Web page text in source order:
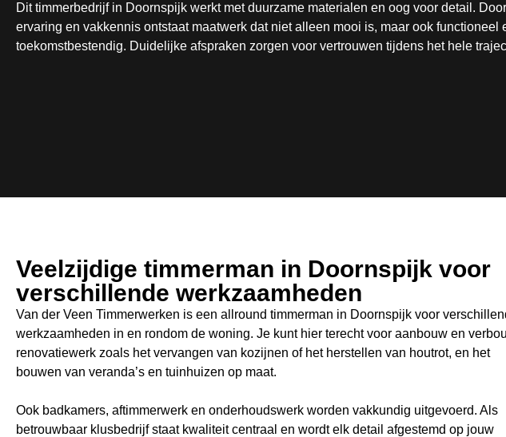
Dit timmerbedrijf in Doornspijk werkt met duurzame materialen en oog voor detail. Door
ervaring en vakkennis ontstaat maatwerk dat niet alleen mooi is, maar ook functioneel
toekomstbestendig. Duidelijke afspraken zorgen voor vertrouwen tijdens het hele
Veelzijdige timmerman in Doornspijk voor
verschillende werkzaamheden
Van der Veen Timmerwerken is een allround timmerman in Doornspijk voor
werkzaamheden in en rondom de woning. Je kunt hier terecht voor aanbouw en
renovatiewerk zoals het vervangen van kozijnen of het herstellen van houtrot, en het
bouwen van veranda’s en tuinhuizen op maat.
Ook badkamers, aftimmerwerk en onderhoudswerk worden vakkundig uitgevoerd. Als
betrouwbaar klusbedrijf staat kwaliteit centraal en wordt elk detail afgestemd op jouw